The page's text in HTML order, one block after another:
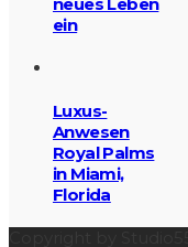
neues Leben
ein
Luxus-
Anwesen
Royal Palms
in Miami,
Florida